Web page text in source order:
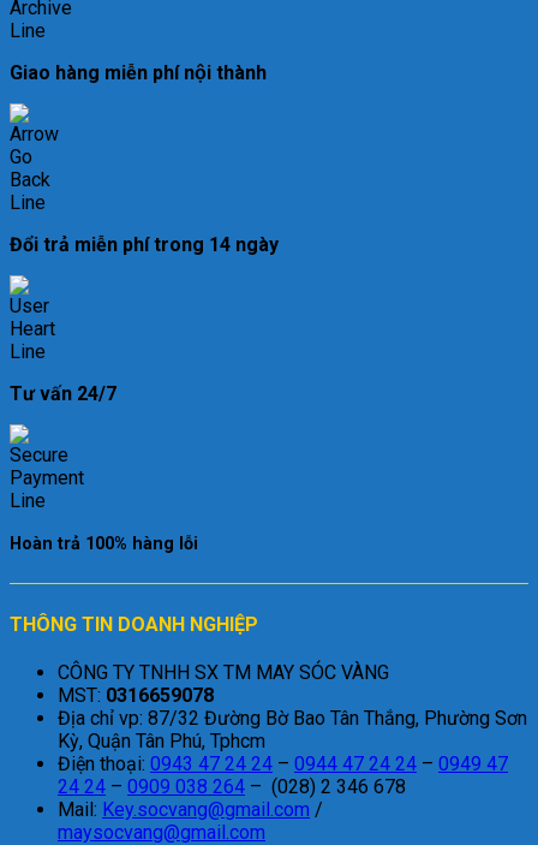
Giao hàng miễn phí nội thành
Đổi trả miễn phí trong 14 ngày
Tư vấn 24/7
Hoàn trả 100% hàng lỗi
THÔNG TIN DOANH NGHIỆP
CÔNG TY TNHH SX TM MAY SÓC VÀNG
MST: 0316659078
Địa chỉ vp: 87/32 Đường Bờ Bao Tân Thắng, Phường Sơn
Kỳ, Quận Tân Phú, Tphcm
Điện thoại: 0943 47 24 24 – 0944 47 24 24 – 0949 47
24 24 – 0909 038 264 – (028) 2 346 678
Mail: Key.socvang@gmail.com /
maysocvang@gmail.com